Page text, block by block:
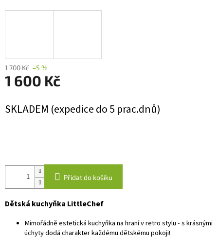
1 700 Kč –5 %
1 600 Kč
cena:
SKLADEM (expedice do 5 prac.dnů)
Přidat do košíku
Dětská kuchyňka LittleChef
Mimořádně estetická kuchyňka na hraní v retro stylu - s krásnými
úchyty dodá charakter každému dětskému pokoji!